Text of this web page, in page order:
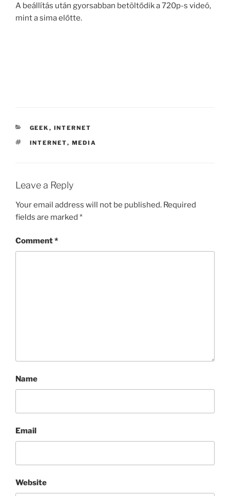
A beállítás után gyorsabban betöltődik a 720p-s videó,
mint a sima előtte.
CATEGORIES
GEEK , INTERNET
TAGS
INTERNET, MEDIA
Leave a Reply
Your email address will not be published. Required
fields are marked *
Comment*
Name
Email
Website